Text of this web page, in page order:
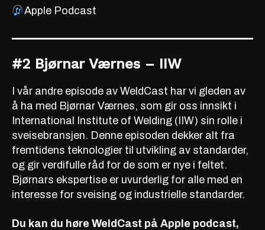
Apple Podcast
#2 Bjørnar Værnes – IIW
I vår andre episode av WeldCast har vi gleden av
å ha med Bjørnar Værnes, som gir oss innsikt i
International Institute of Welding (IIW) sin rolle i
sveisebransjen. Denne episoden dekker alt fra
fremtidens teknologier til utvikling av standarder,
og gir verdifulle råd for de som er nye i feltet.
Bjørnars ekspertise er uvurderlig for alle med en
interesse for sveising og industrielle standarder.
Du kan du høre WeldCast på Apple podcast,